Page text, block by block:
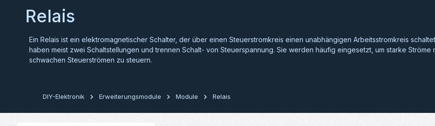
Relais
Ein Relais ist ein elektromagnetischer Schalter, der über einen Steuerstromkreis einen unabhängigen Arbeitsstromkreis
haben meist zwei Schaltstellungen und trennen Schalt- von Steuerspannung. Sie werden häufig eingesetzt, um starke Ströme
schwachen Steuerströmen zu steuern.
DIY-Elektronik Erweiterungsmodule Module Relais